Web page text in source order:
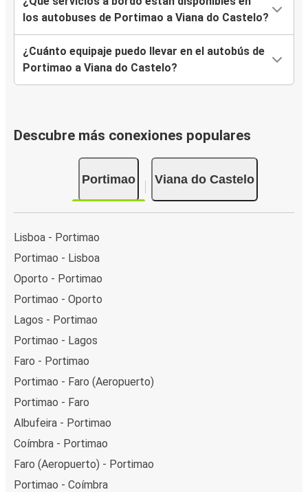
los autobuses de Portimao a Viana do Castelo?
¿Cuánto equipaje puedo llevar en el autobús de
Portimao a Viana do Castelo?
Descubre más conexiones populares
Portimao Viana do Castelo
Lisboa - Portimao
Portimao - Lisboa
Oporto - Portimao
Portimao - Oporto
Lagos - Portimao
Portimao - Lagos
Faro - Portimao
Portimao - Faro (Aeropuerto)
Portimao - Faro
Albufeira - Portimao
Coímbra - Portimao
Faro (Aeropuerto) - Portimao
Portimao - Coímbra